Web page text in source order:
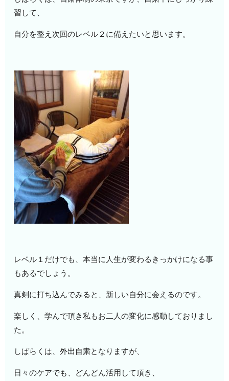
習して、
自分を整え次回のレベル２に備えたいと思います。
レベル１だけでも、本当に人生が変わるきっかけになる事
もあるでしょう。
真剣に打ち込んでみると、新しい自分に会えるのです。
楽しく、学んで頂き私もお二人の変化に感動しておりまし
た。
しばらくは、外出自粛となりますが、
日々のケアでも、どんどん活用して頂き、